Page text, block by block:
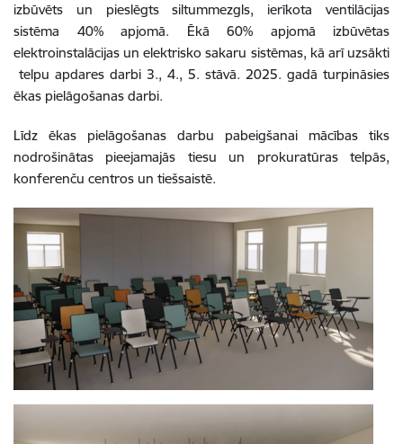
izbūvēts un pieslēgts siltummezgls, ierīkota ventilācijas
sistēma 40% apjomā. Ēkā 60% apjomā izbūvētas
elektroinstalācijas un elektrisko sakaru sistēmas, kā arī uzsākti
telpu apdares darbi 3., 4., 5. stāvā. 2025. gadā turpināsies
ēkas pielāgošanas darbi.
Līdz ēkas pielāgošanas darbu pabeigšanai mācības tiks
nodrošinātas pieejamajās tiesu un prokuratūras telpās,
konferenču centros un tiešsaistē.